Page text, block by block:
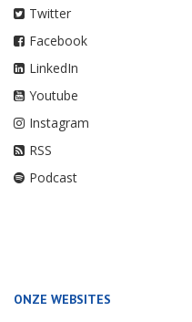
Twitter
Facebook
LinkedIn
Youtube
Instagram
RSS
Podcast
ONZE WEBSITES